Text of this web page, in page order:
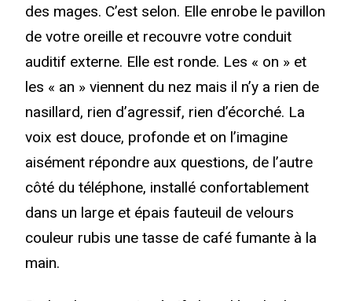
des mages. C’est selon. Elle enrobe le pavillon
de votre oreille et recouvre votre conduit
auditif externe. Elle est ronde. Les « on » et
les « an » viennent du nez mais il n’y a rien de
nasillard, rien d’agressif, rien d’écorché. La
voix est douce, profonde et on l’imagine
aisément répondre aux questions, de l’autre
côté du téléphone, installé confortablement
dans un large et épais fauteuil de velours
couleur rubis une tasse de café fumante à la
main.